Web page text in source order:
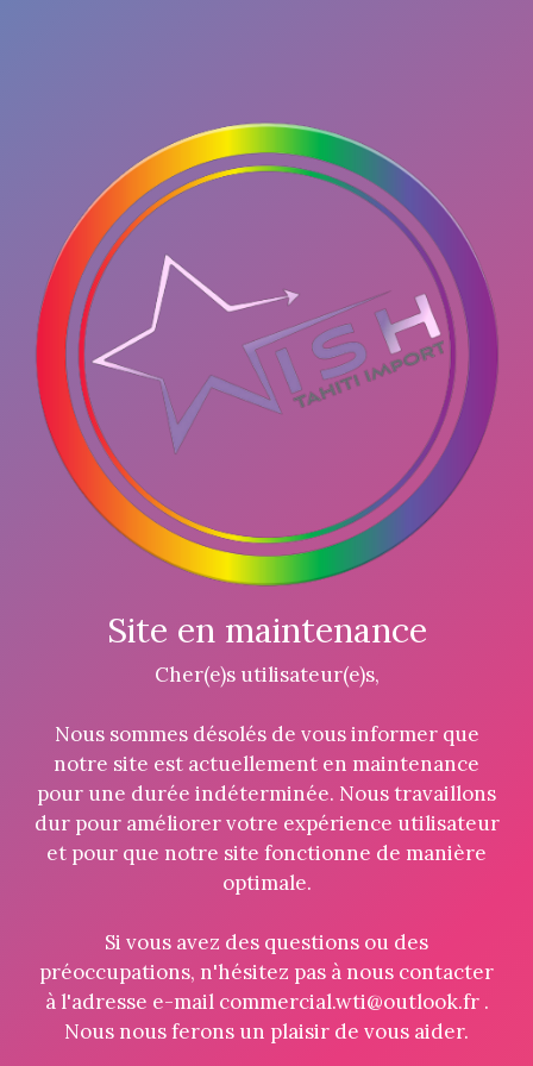
Site en maintenance
Cher(e)s utilisateur(e)s,
Nous sommes désolés de vous informer que
notre site est actuellement en maintenance
pour une durée indéterminée. Nous travaillons
dur pour améliorer votre expérience utilisateur
et pour que notre site fonctionne de manière
optimale.
Si vous avez des questions ou des
préoccupations, n'hésitez pas à nous contacter
à l'adresse e-mail commercial.wti@outlook.fr .
Nous nous ferons un plaisir de vous aider.